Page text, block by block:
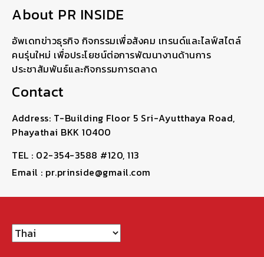
About PR INSIDE
อัพเดทข่าวธุรกิจ กิจกรรมเพื่อสังคม เทรนด์และไลฟ์สไตล์
คนรุ่นใหม่ เพื่อประโยชน์ต่อการพัฒนางานด้านการ
ประชาสัมพันธ์และกิจกรรมการตลาด
Contact
Address: T-Building Floor 5 Sri-Ayutthaya Road,
Phayathai BKK 10400
TEL : 02-354-3588 #120, 113
Email : pr.prinside@gmail.com